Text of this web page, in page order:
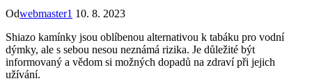
Odwebmaster1 10. 8. 2023
Shiazo kamínky jsou oblíbenou alternativou k tabáku pro vodní
dýmky, ale s sebou nesou neznámá rizika. Je důležité být
informovaný a vědom si možných dopadů na zdraví při jejich
užívání.